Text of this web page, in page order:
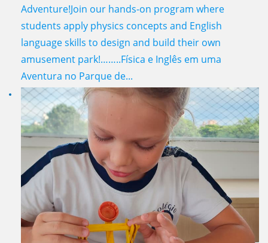
Adventure!Join our hands-on program where
students apply physics concepts and English
language skills to design and build their own
amusement park!……..Física e Inglês em uma
Aventura no Parque de...